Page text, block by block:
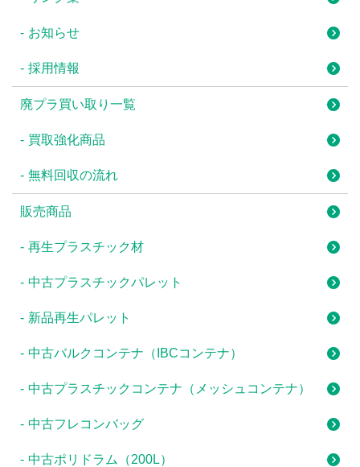
お知らせ
採用情報
廃プラ買い取り一覧
買取強化商品
無料回収の流れ
販売商品
再生プラスチック材
中古プラスチックパレット
新品再生パレット
中古バルクコンテナ（IBCコンテナ）
中古プラスチックコンテナ（メッシュコンテナ）
中古フレコンバッグ
中古ポリドラム（200L）